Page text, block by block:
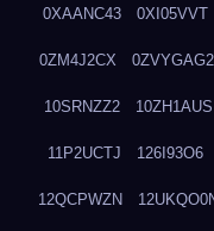
0XAANC43 0XI05VVT
0ZM4J2CX 0ZVYGAG2
10SRNZZ2 10ZH1AUS
11P2UCTJ 126I93O6
12QCPWZN